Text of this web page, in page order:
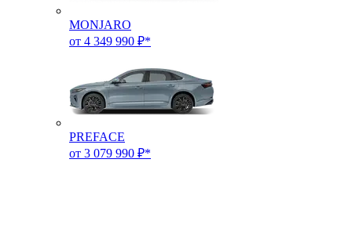
MONJARO
от 4 349 990 ₽*
PREFACE
от 3 079 990 ₽*